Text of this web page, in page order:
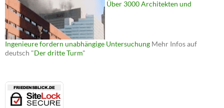
Über 3000 Architekten und
Ingenieure fordern unabhängige Untersuchung Mehr Infos auf
deutsch "Der dritte Turm"